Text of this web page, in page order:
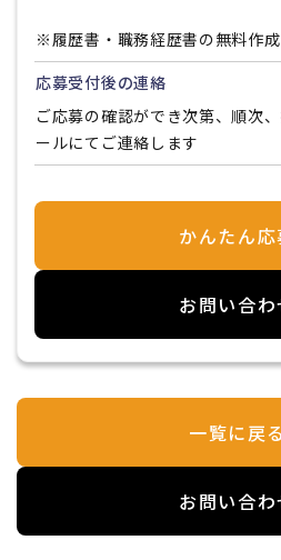
※履歴書・職務経歴書の無料作
応募受付後の連絡
ご応募の確認ができ次第、順次
ールにてご連絡します
かんたん応
お問い合わ
一覧に戻る
お問い合わ